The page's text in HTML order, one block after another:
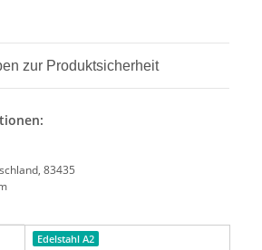
zur Produktsicherheit
83435
Edelstahl A2